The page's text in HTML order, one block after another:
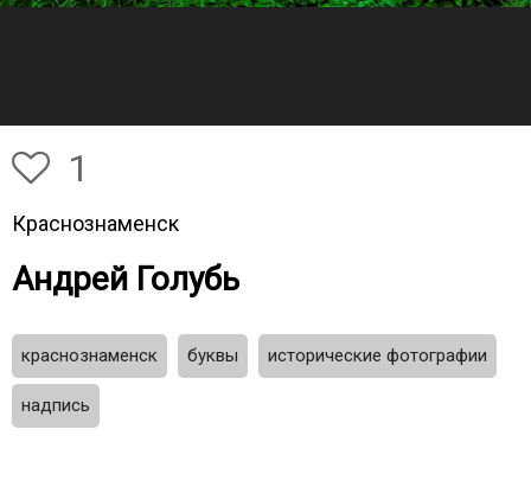
1
Краснознаменск
Андрей Голубь
краснознаменск буквы исторические фотографии
надпись